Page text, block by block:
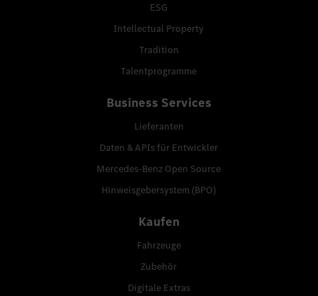
ESG
Intellectual Property
Tradition
Talentprogramme
Business Services
Lieferanten
Daten & APIs für Entwickler
Mercedes-Benz Open Source
Hinweisgebersystem (BPO)
Kaufen
Fahrzeuge
Zubehör
Digitale Extras